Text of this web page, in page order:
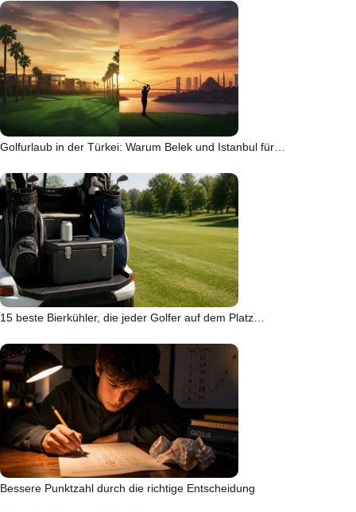
Golfurlaub in der Türkei: Warum Belek und Istanbul für…
15 beste Bierkühler, die jeder Golfer auf dem Platz…
Bessere Punktzahl durch die richtige Entscheidung